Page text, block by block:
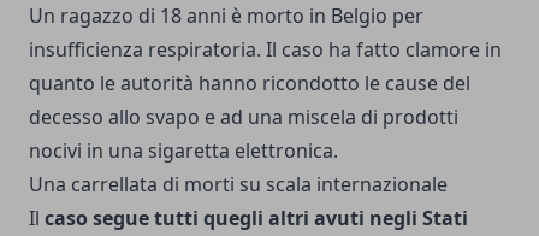
Un ragazzo di 18 anni è morto in Belgio per
insufficienza respiratoria. Il caso ha fatto clamore in
quanto le autorità hanno ricondotto le cause del
decesso allo svapo e ad una miscela di prodotti
nocivi in ​​una sigaretta elettronica.
Una carrellata di morti su scala internazionale
Il caso segue tutti quegli altri avuti negli Stati